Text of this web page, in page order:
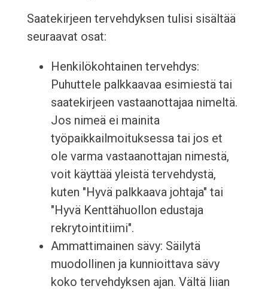
Saatekirjeen tervehdyksen tulisi sisältää
seuraavat osat:
Henkilökohtainen tervehdys:
Puhuttele palkkaavaa esimiestä tai
saatekirjeen vastaanottajaa nimeltä.
Jos nimeä ei mainita
työpaikkailmoituksessa tai jos et
ole varma vastaanottajan nimestä,
voit käyttää yleistä tervehdystä,
kuten "Hyvä palkkaava johtaja" tai
"Hyvä Kenttähuollon edustaja
rekrytointitiimi".
Ammattimainen sävy: Säilytä
muodollinen ja kunnioittava sävy
koko tervehdyksen ajan. Vältä liian